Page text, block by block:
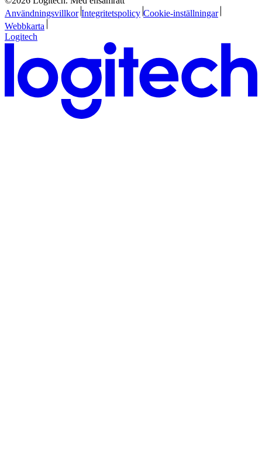
Användningsvillkor Integritetspolicy Cookie-inställningar
Webbkarta
Logitech